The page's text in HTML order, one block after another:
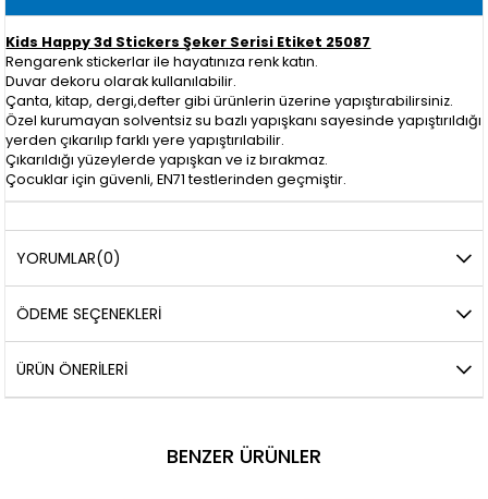
Kids Happy 3d Stickers Şeker Serisi Etiket 25087
Rengarenk stickerlar ile hayatınıza renk katın.
Duvar dekoru olarak kullanılabilir.
Çanta, kitap, dergi,defter gibi ürünlerin üzerine yapıştırabilirsiniz.
Özel kurumayan solventsiz su bazlı yapışkanı sayesinde yapıştırıldığı
yerden çıkarılıp farklı yere yapıştırılabilir.
Çıkarıldığı yüzeylerde yapışkan ve iz bırakmaz.
Çocuklar için güvenli, EN71 testlerinden geçmiştir.
YORUMLAR(0)
ÖDEME SEÇENEKLERI
ÜRÜN ÖNERILERI
BENZER ÜRÜNLER